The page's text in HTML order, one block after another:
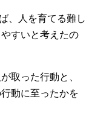
、人を育てる難し
すいと考えたの
取った行動と、
動に至ったかを